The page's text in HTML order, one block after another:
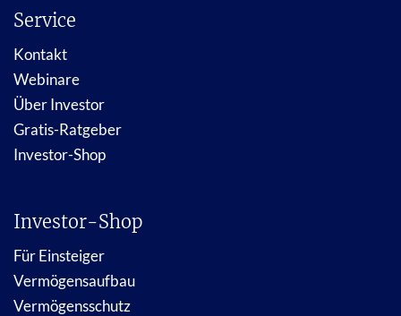
Service
Kontakt
Webinare
Über Investor
Gratis-Ratgeber
Investor-Shop
Investor-Shop
Für Einsteiger
Vermögensaufbau
Vermögensschutz